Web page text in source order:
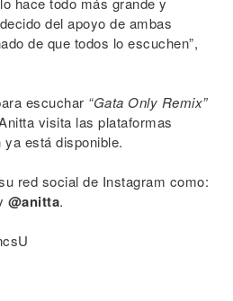
del apoyo de ambas
de que todos lo escuchen”,
escuchar “Gata Only Remix”
visita las plataformas
está disponible.
red social de Instagram como:
@anitta.